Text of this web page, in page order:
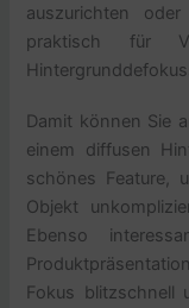
auszurichten
praktisch für
Damit können Sie
einem diffusen
schönes Feature,
Objekt
Ebenso
Fokus blitzschnell